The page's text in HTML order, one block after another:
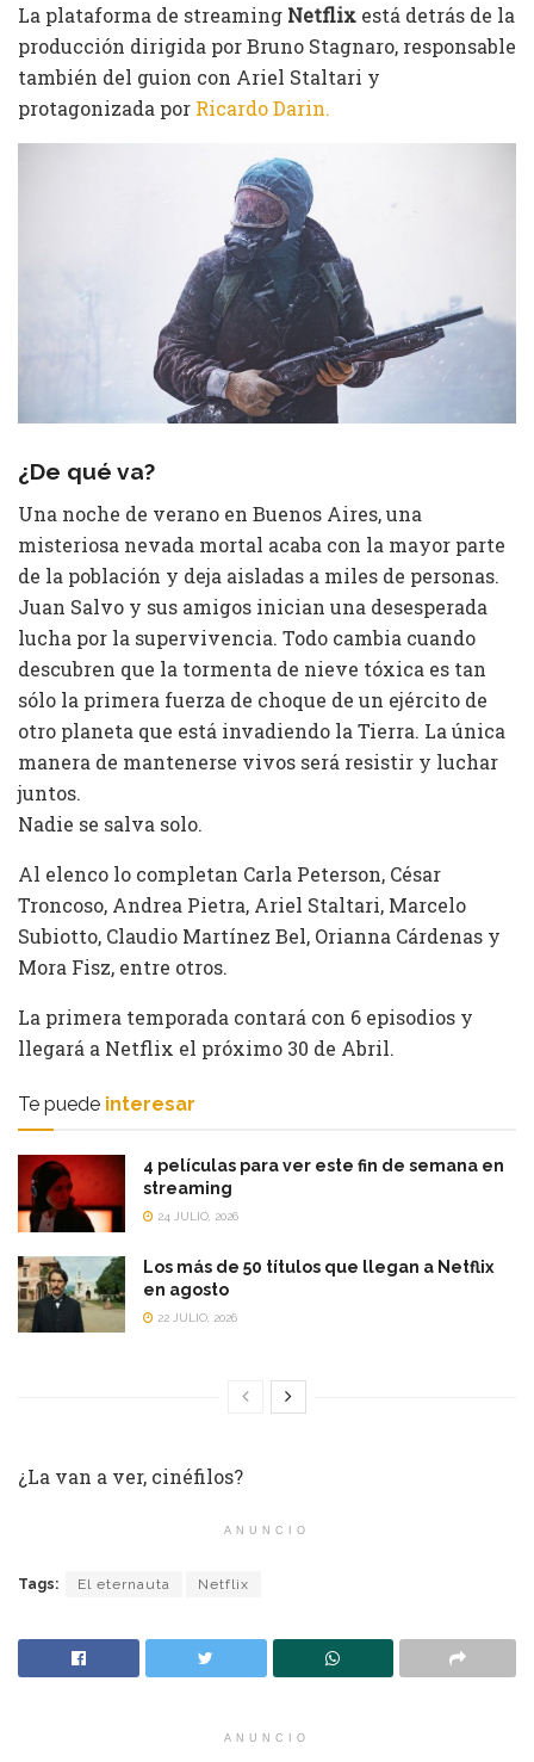
La plataforma de streaming Netflix está detrás de la
producción dirigida por Bruno Stagnaro, responsable
también del guion con Ariel Staltari y
protagonizada por Ricardo Darin.
¿De qué va?
Una noche de verano en Buenos Aires, una
misteriosa nevada mortal acaba con la mayor parte
de la población y deja aisladas a miles de personas.
Juan Salvo y sus amigos inician una desesperada
lucha por la supervivencia. Todo cambia cuando
descubren que la tormenta de nieve tóxica es tan
sólo la primera fuerza de choque de un ejército de
otro planeta que está invadiendo la Tierra. La única
manera de mantenerse vivos será resistir y luchar
juntos.
Nadie se salva solo.
Al elenco lo completan Carla Peterson, César
Troncoso, Andrea Pietra, Ariel Staltari, Marcelo
Subiotto, Claudio Martínez Bel, Orianna Cárdenas y
Mora Fisz, entre otros.
La primera temporada contará con 6 episodios y
llegará a Netflix el próximo 30 de Abril.
Te puede interesar
4 películas para ver este fin de semana en
streaming
24 JULIO, 2026
Los más de 50 títulos que llegan a Netflix
en agosto
22 JULIO, 2026
¿La van a ver, cinéfilos?
ANUNCIO
Tags: El eternauta Netflix
ANUNCIO